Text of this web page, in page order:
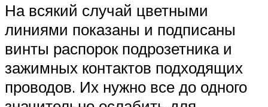
На всякий случай цветными
линиями показаны и подписаны
винты распорок подрозетника и
зажимных контактов подходящих
проводов. Их нужно все до одного